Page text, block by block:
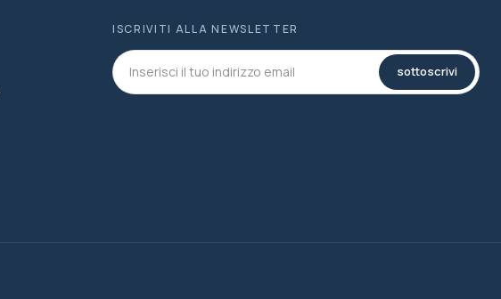
ISCRIVITI ALLA NEWSLETTER
sottoscrivi